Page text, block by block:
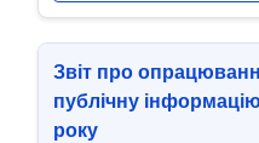
Звіт про
публічну
року